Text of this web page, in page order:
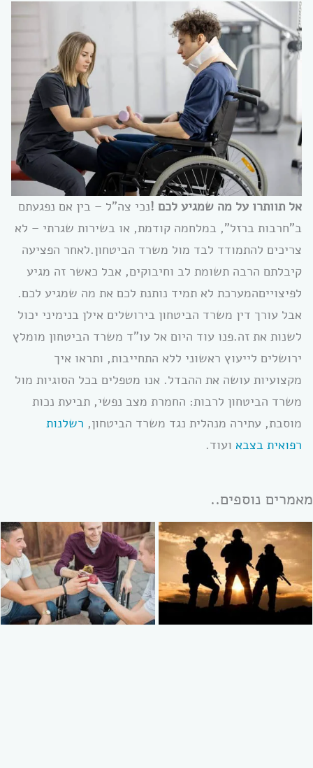
אל תוותרו על מה שמגיע לכם !נכי צה”ל – בין אם נפגעתם
ב”חרבות ברזל”, במלחמה קודמת, או בשירות שגרתי – לא
צריכים להתמודד לבד מול משרד הביטחון.לאחר הפציעה
קיבלתם הרבה תשומת לב וחיבוקים, אבל כאשר זה מגיע
לפיצוייםהמערכת לא תמיד נותנת לכם את מה שמגיע לכם.
אבל עורך דין משרד הביטחון בירושלים אילן בנימיני יכול
לשנות את זה.פנו עוד היום אל עו”ד משרד הביטחון מומלץ
ירושלים לייעוץ ראשוני ללא התחייבות, ותראו איך
מקצועיות עושה את ההבדל. אנו מטפלים בכל הסוגיות מול
משרד הביטחון לרבות: החמרת מצב נפשי, תביעת נכות
מוסבת, עתירה מנהלית נגד משרד הביטחון, רשלנות
רפואית בצבא ועוד.
מאמרים נוספים..